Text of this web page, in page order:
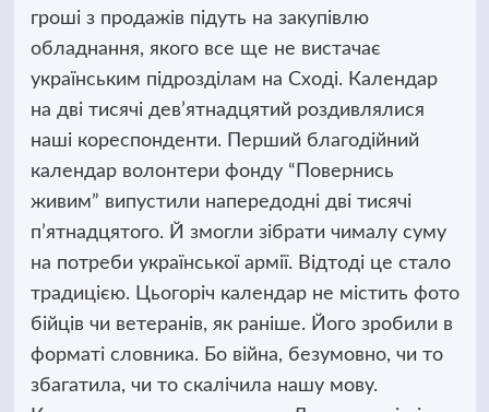
гроші з продажів підуть на закупівлю
обладнання, якоговсе ще не вистачає
українським підрозділам на Сході. Календар
на дві тисячі дев’ятнадцятий роздивлялися
наші кореспонденти. Перший благодійний
календар волонтери фонду “Повернись
живим” випустили напередодні дві тисячі
п’ятнадцятого. Й змогли зібрати чималу суму
на потреби української армії. Відтоді це стало
традицією. Цьогоріч календар не містить фото
бійців чи ветеранів, як раніше. Його зробили в
форматі словника. Бо війна, безумовно, чи то
збагатила, чи то скалічила нашу мову.